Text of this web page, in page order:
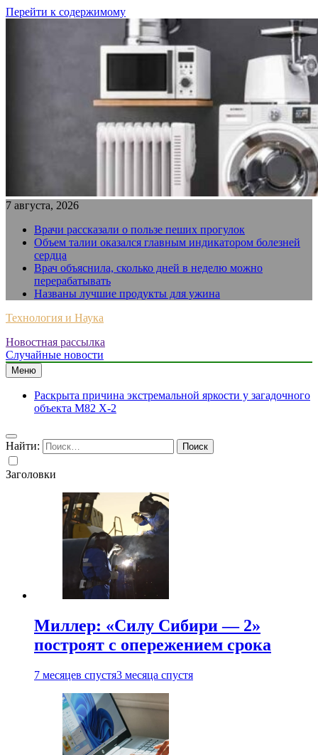
Перейти к содержимому
7 августа, 2026
Врачи рассказали о пользе пеших прогулок
Объем талии оказался главным индикатором болезней
сердца
Врач объяснила, сколько дней в неделю можно
перерабатывать
Названы лучшие продукты для ужина
Технология и Наука
Новостная рассылка
Случайные новости
Меню
Раскрыта причина экстремальной яркости у загадочного
объекта M82 X-2
Найти:
Заголовки
Миллер: «Силу Сибири — 2»
построят с опережением срока
7 месяцев спустя3 месяца спустя